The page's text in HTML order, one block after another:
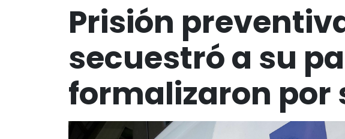
Prisión
secuestró a su
formalizaron por